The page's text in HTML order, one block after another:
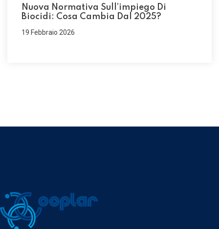
Nuova Normativa Sull’impiego Di
Biocidi: Cosa Cambia Dal 2025?
19 Febbraio 2026